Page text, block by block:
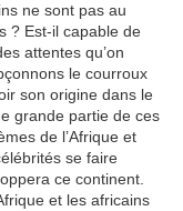
ne sont pas au
? Est-il capable de
attentes qu’on
le courroux
son origine dans le
grande partie de ces
de l’Afrique et
se faire
ce continent.
et les africains